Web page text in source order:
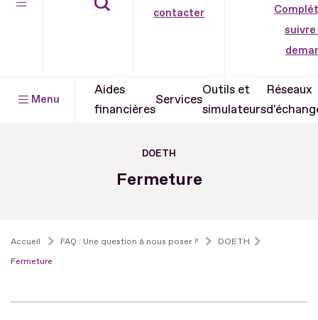
contacter
suivre
Menu
Aides
financières
Services
Outils et
simulateurs
Réseaux
DOETH
Fermeture
Accueil FAQ : Une question à nous poser ?
DOETH
Fermeture